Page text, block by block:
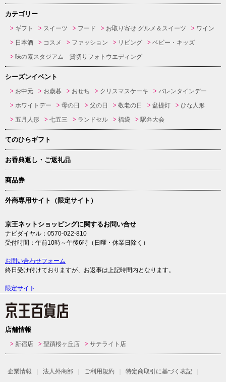
カテゴリー
ギフト スイーツ フード お取り寄せ グルメ＆スイーツ
ワイン
日本酒
コスメ ファッション リビング
ベビー・キッズ
味の素スタジアム 貸切りフォトウエディング
シーズンイベント
お中元 お歳暮 おせち クリスマスケーキ
バレンタインデー
ホワイトデー
母の日 父の日 敬老の日 盆提灯
ひな人形
五月人形
七五三 ランドセル 福袋 駅弁大会
てのひらギフト
お香典返し・ご返礼品
商品券
外商専用サイト（限定サイト）
京王ネットショッピングに関するお問い合せ
ナビダイヤル：0570-022-810
受付時間：午前10時～午後6時（日曜・休業日除く）
お問い合わせフォーム
終日受け付けておりますが、お返事は上記時間内となります。
限定サイト
店舗情報
新宿店 聖蹟桜ヶ丘店 サテライト店
企業情報 法人外商部 ご利用規約 特定商取引に基づく表記